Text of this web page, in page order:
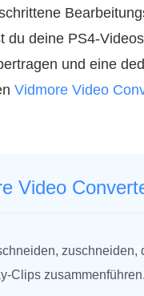
du deine
und eine
Vidmore Video
Video
zuschneiden,
zusammenführen.